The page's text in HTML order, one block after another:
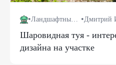
• Ландшафтный дизайн •Дмитрий
Шаровидная туя -
дизайна на участке